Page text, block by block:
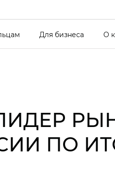
Для бизнеса О
ПО